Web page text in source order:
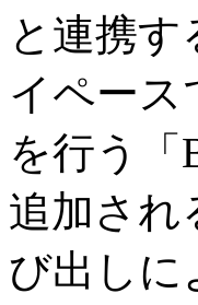
と連携
イペース
を行う「
追加され
び出しに